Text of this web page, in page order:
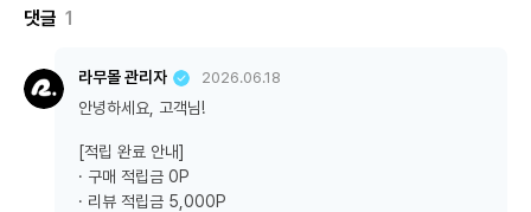
댓글 1
라무몰 관리자 2026.06.18
안녕하세요, 고객님!
[적립 완료 안내]
· 구매 적립금 0P
· 리뷰 적립금 5,000P